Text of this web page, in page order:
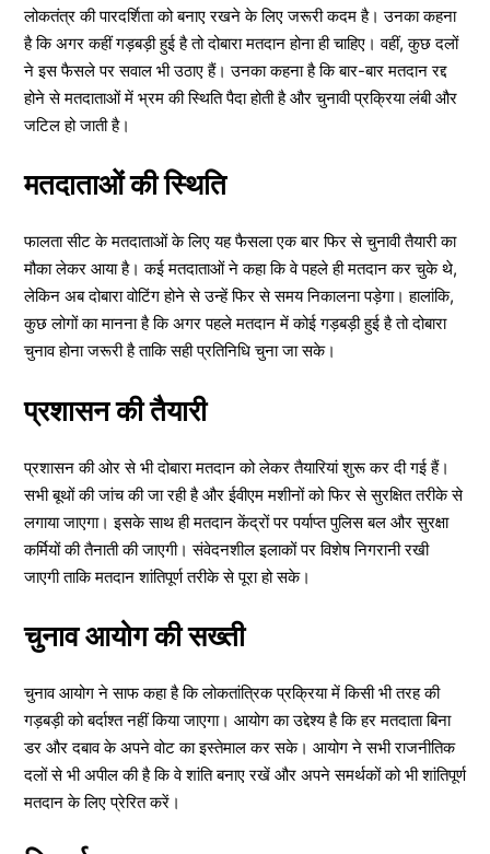
लोकतंत्र की पारदर्शिता को बनाए रखने के लिए जरूरी कदम है। उनका कहना
है कि अगर कहीं गड़बड़ी हुई है तो दोबारा मतदान होना ही चाहिए। वहीं, कुछ दलों
ने इस फैसले पर सवाल भी उठाए हैं। उनका कहना है कि बार-बार मतदान रद्द
होने से मतदाताओं में भ्रम की स्थिति पैदा होती है और चुनावी प्रक्रिया लंबी और
जटिल हो जाती है।
मतदाताओं की स्थिति
फालता सीट के मतदाताओं के लिए यह फैसला एक बार फिर से चुनावी तैयारी का
मौका लेकर आया है। कई मतदाताओं ने कहा कि वे पहले ही मतदान कर चुके थे,
लेकिन अब दोबारा वोटिंग होने से उन्हें फिर से समय निकालना पड़ेगा। हालांकि,
कुछ लोगों का मानना है कि अगर पहले मतदान में कोई गड़बड़ी हुई है तो दोबारा
चुनाव होना जरूरी है ताकि सही प्रतिनिधि चुना जा सके।
प्रशासन की तैयारी
प्रशासन की ओर से भी दोबारा मतदान को लेकर तैयारियां शुरू कर दी गई हैं।
सभी बूथों की जांच की जा रही है और ईवीएम मशीनों को फिर से सुरक्षित तरीके से
लगाया जाएगा। इसके साथ ही मतदान केंद्रों पर पर्याप्त पुलिस बल और सुरक्षा
कर्मियों की तैनाती की जाएगी। संवेदनशील इलाकों पर विशेष निगरानी रखी
जाएगी ताकि मतदान शांतिपूर्ण तरीके से पूरा हो सके।
चुनाव आयोग की सख्ती
चुनाव आयोग ने साफ कहा है कि लोकतांत्रिक प्रक्रिया में किसी भी तरह की
गड़बड़ी को बर्दाश्त नहीं किया जाएगा। आयोग का उद्देश्य है कि हर मतदाता बिना
डर और दबाव के अपने वोट का इस्तेमाल कर सके। आयोग ने सभी राजनीतिक
दलों से भी अपील की है कि वे शांति बनाए रखें और अपने समर्थकों को भी शांतिपूर्ण
मतदान के लिए प्रेरित करें।